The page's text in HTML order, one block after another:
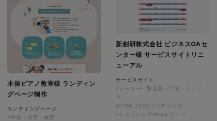
新創研株式会社 ビジネスOAセ
ンター様 サービスサイトリニ
ューアル
サービスサイト
#メーカー・製造業・工業・インフ
ラ
#HTML/CSSコーディング
#レスポンシブWebデザイン
木俣ピアノ教室様 ランディン
グページ制作
ランディングページ
#学校・保育・教育